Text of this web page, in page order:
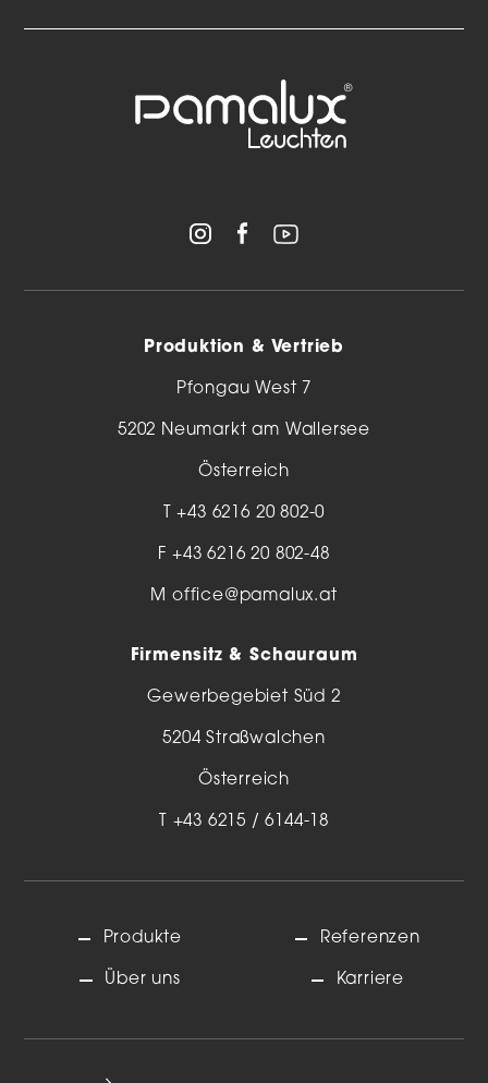
Produktion & Vertrieb
Pfongau West 7
5202 Neumarkt am Wallersee
Österreich
T+43 6216 20 802-0
F +43 6216 20 802-48
M office@pamalux.at
Firmensitz & Schauraum
Gewerbegebiet Süd 2
5204 Straßwalchen
Österreich
T +43 6215 / 6144-18
Produkte
Über uns
Referenzen
Karriere